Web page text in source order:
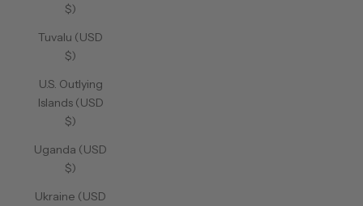
$)
Tuvalu (USD
$)
U.S. Outlying
Islands (USD
$)
Uganda (USD
$)
Ukraine (USD